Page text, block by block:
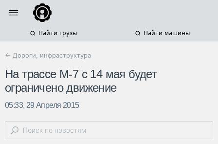
Найти грузы Найти машины
← Дороги, инфраструктура
На трассе М-7 с 14 мая будет
ограничено движение
05:33, 29 Апреля 2015